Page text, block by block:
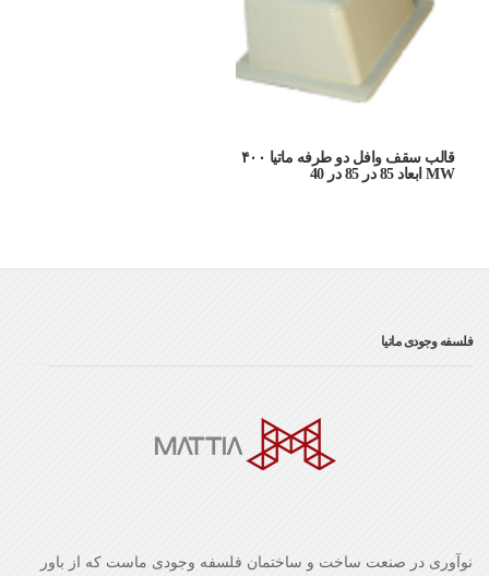
قالب سقف وافل دو طرفه ماتیا ۴۰۰
MW ابعاد 85 در 85 در 40
فلسفه وجودی ماتیا
نوآوری در صنعت ساخت و ساختمان فلسفه وجودی ماست که از باور